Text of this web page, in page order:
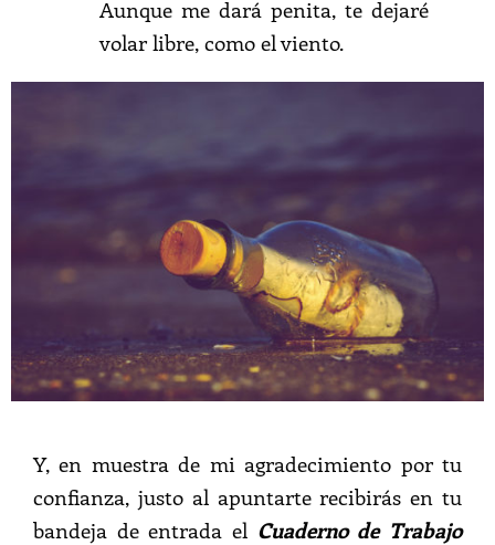
Aunque me dará penita, te dejaré
volar libre, como el viento.
Y, en muestra de mi agradecimiento por tu
confianza, justo al apuntarte recibirás en tu
bandeja de entrada el Cuaderno de Trabajo